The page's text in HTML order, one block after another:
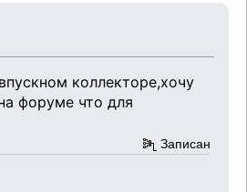
коллекторе,хочу
форуме что для
Записан